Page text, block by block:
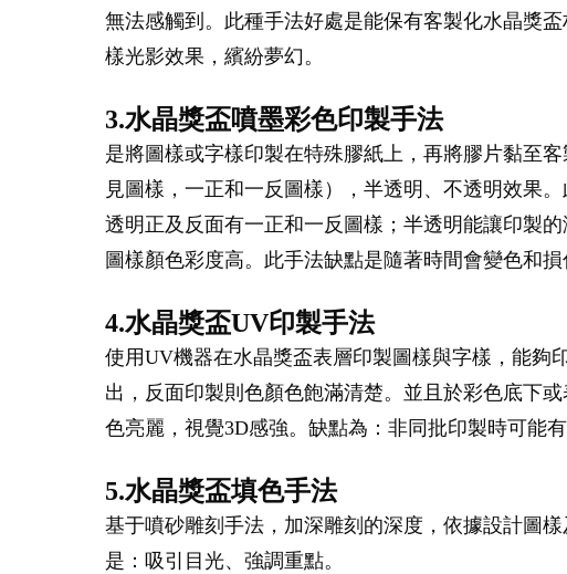
無法感觸到。此種手法好處是能保有客製化水晶獎
樣光影效果，繽紛夢幻。
3.水晶獎盃噴墨彩色印製手法
是將圖樣或字樣印製在特殊膠紙上，再將膠片黏至
見圖樣，一正和一反圖樣），半透明、不透明效果
透明正及反面有一正和一反圖樣；半透明能讓印製
圖樣顏色彩度高。此手法缺點是隨著時間會變色和損
4.水晶獎盃UV印製手法
使用UV機器在水晶獎盃表層印製圖樣與字樣，能夠
出，反面印製則色顏色飽滿清楚。並且於彩色底下
色亮麗，視覺3D感強。缺點為：非同批印製時可能
5.水晶獎盃填色手法
基于噴砂雕刻手法，加深雕刻的深度，依據設計圖
是：吸引目光、強調重點。